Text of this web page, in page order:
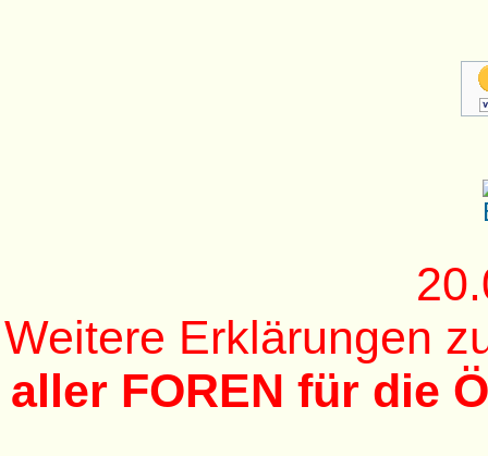
Weitere Erklärungen
aller FOREN für die